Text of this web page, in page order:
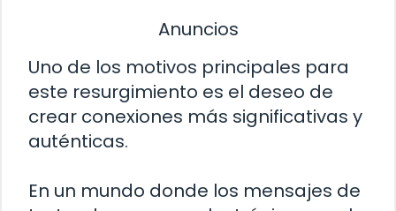
Anuncios
Uno de los motivos principales para
este resurgimiento es el deseo de
crear conexiones más significativas y
auténticas.
En un mundo donde los mensajes de